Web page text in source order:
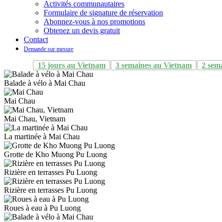
Activités communautaires
Formulaire de signature de réservation
Abonnez-vous à nos promotions
Obtenez un devis gratuit
Contact
Demande sur mesure
15 jours au Vietnam 3 semaines au Vietnam 2
Balade à vélo à Mai Chau
Mai Chau
Mai Chau, Vietnam
La martinée à Mai Chau
Grotte de Kho Muong Pu Luong
Rizière en terrasses Pu Luong
Rizière en terrasses Pu Luong
Roues à eau à Pu Luong